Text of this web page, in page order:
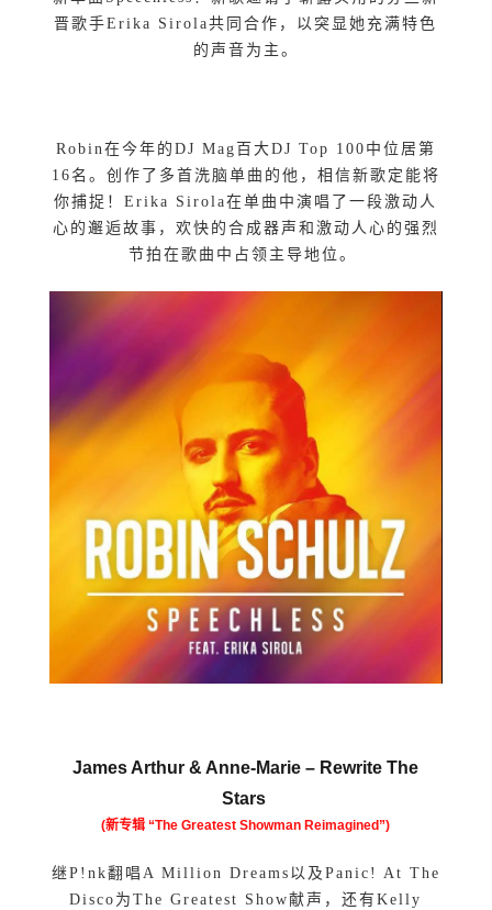
晋歌手Erika Sirola共同合作，以突显她充满特色
的声音为主。
Robin在今年的DJ Mag百大DJ Top 100中位居第
16名。创作了多首洗脑单曲的他，相信新歌定能将
你捕捉！Erika Sirola在单曲中演唱了一段激动人
心的邂逅故事，欢快的合成器声和激动人心的强烈
节拍在歌曲中占领主导地位。
James Arthur & Anne-Marie – Rewrite The
Stars
(新专辑 “The Greatest Showman Reimagined”)
继P!nk翻唱A Million Dreams以及Panic! At The
Disco为The Greatest Show献声，还有Kelly